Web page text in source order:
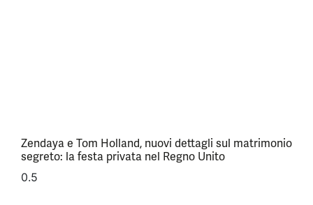
Zendaya e Tom Holland, nuovi dettagli sul matrimonio
segreto: la festa privata nel Regno Unito